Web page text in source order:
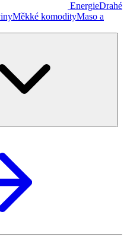
EnergieDrahé
Měkké komodityMaso a